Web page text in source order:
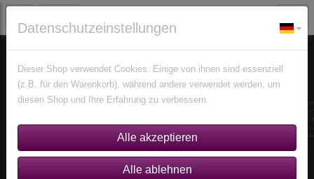
Edelsteine Citrine
Datenschutzeinstellungen
Dieser Shop verwendet Cookies. Einige von ihnen sind essenziell
(z.B. für den Warenkorb), während andere verwendet werden, um
diesen Shop und Ihre Erfahrung zu verbessern.